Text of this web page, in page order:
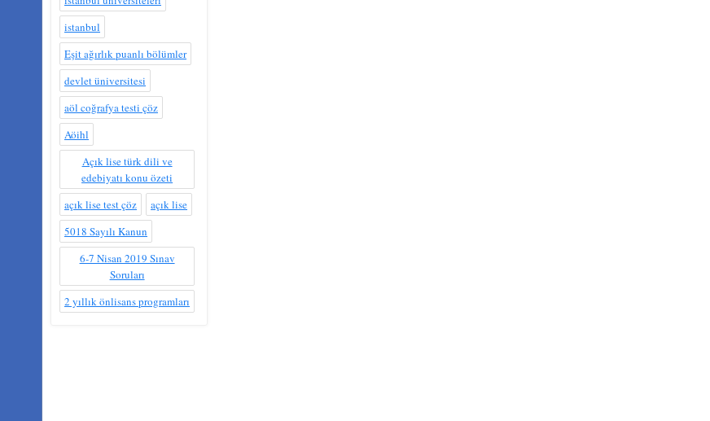
istanbul
Eşit ağırlık puanlı bölümler
devlet üniversitesi
aöl coğrafya testi çöz
Aöihl
Açık lise türk dili ve
edebiyatı konu özeti
açık lise test çöz
açık lise
5018 Sayılı Kanun
6-7 Nisan 2019 Sınav
Soruları
2 yıllık önlisans programları